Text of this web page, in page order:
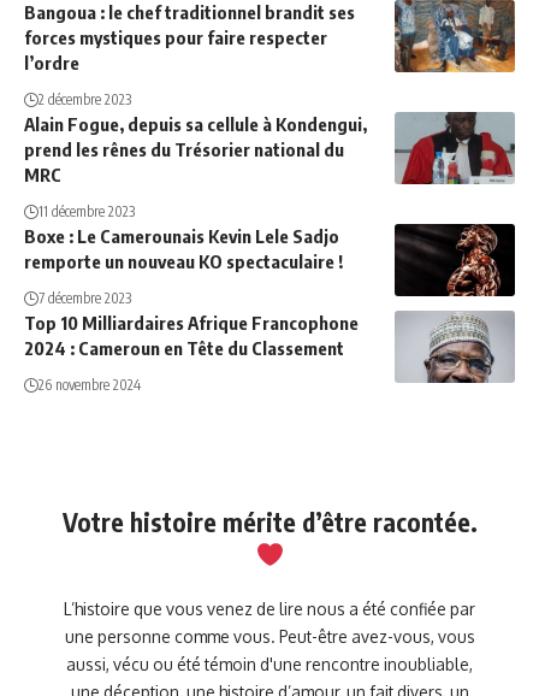
Bangoua : le chef traditionnel brandit ses
forces mystiques pour faire respecter
l’ordre
2 décembre 2023
Alain Fogue, depuis sa cellule à Kondengui,
prend les rênes du Trésorier national du
MRC
11 décembre 2023
Boxe : Le Camerounais Kevin Lele Sadjo
remporte un nouveau KO spectaculaire !
7 décembre 2023
Top 10 Milliardaires Afrique Francophone
2024 : Cameroun en Tête du Classement
26 novembre 2024
Votre histoire mérite d’être racontée.
L’histoire que vous venez de lire nous a été confiée par
une personne comme vous. Peut-être avez-vous, vous
aussi, vécu ou été témoin d'une rencontre inoubliable,
une déception, une histoire d’amour, un fait divers, un